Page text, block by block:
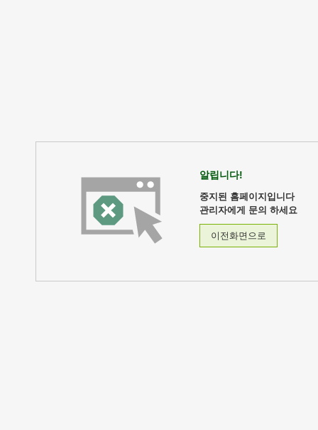
알립니다!
중지된 홈페이지입니다
관리자에게 문의 하세요
이전화면으로